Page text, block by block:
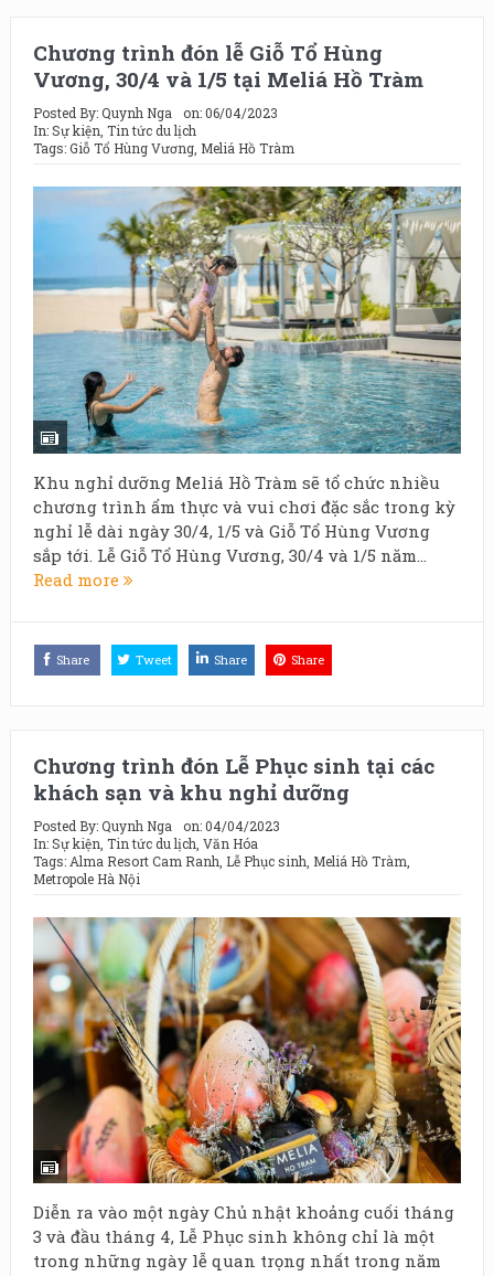
Chương trình đón lễ Giỗ Tổ Hùng
Vương, 30/4 và 1/5 tại Meliá Hồ Tràm
Posted By:Quynh Nga on:06/04/2023
In:Sự kiện Tin tức du lịch
Tags:Giỗ Tổ Hùng Vương, Meliá Hồ Tràm
Khu nghỉ dưỡng Meliá Hồ Tràm sẽ tổ chức nhiều
chương trình ẩm thực và vui chơi đặc sắc trong kỳ
nghỉ lễ dài ngày 30/4, 1/5 và Giỗ Tổ Hùng Vương
sắp tới. Lễ Giỗ Tổ Hùng Vương, 30/4 và 1/5 năm...
Read more
Share Tweet Share Share
Chương trình đón Lễ Phục sinh tại các
khách sạn và khu nghỉ dưỡng
Posted By:Quynh Nga on:04/04/2023
In:Sự kiện Tin tức du lịch Văn Hóa
Tags: Alma Resort Cam Ranh Lễ Phục sinh Meliá Hồ Tràm
Metropole Hà Nội
Diễn ra vào một ngày Chủ nhật khoảng cuối tháng
3 và đầu tháng 4, Lễ Phục sinh không chỉ là một
trong những ngày lễ quan trọng nhất trong năm